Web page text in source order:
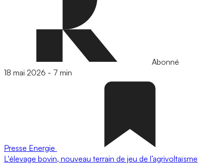
Abonné
18 mai 2026 - 7 min
Presse Energie
L'élevage bovin, nouveau terrain de jeu de l’agrivoltaïsme